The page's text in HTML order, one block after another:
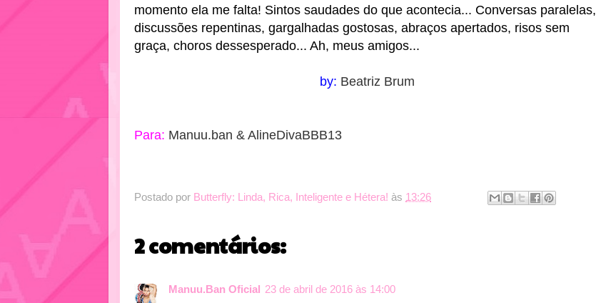
momento ela me falta! Sintos saudades do que acontecia... Conversas paralelas,
discussões repentinas, gargalhadas gostosas, abraços apertados, risos sem
graça, choros dessesperado... Ah, meus amigos...
by: Beatriz Brum
Para: Manuu.ban & AlineDivaBBB13
Postado por Butterfly: Linda, Rica, Inteligente e Hétera! às 13:26
2 comentários:
Manuu.Ban Oficial 23 de abril de 2016 às 14:00